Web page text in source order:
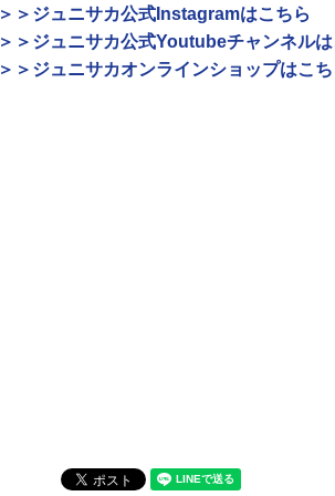
＞＞ジュニサカ公式Instagramはこちら
＞＞ジュニサカ公式Youtubeチャンネルは
＞＞ジュニサカオンラインショップはこち